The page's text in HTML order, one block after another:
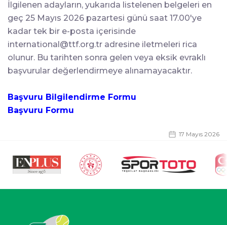
İlgilenen adayların, yukarıda listelenen belgeleri en
geç 25 Mayıs 2026 pazartesi günü saat 17.00'ye
kadar tek bir e-posta içerisinde
international@ttf.org.tr adresine iletmeleri rica
olunur. Bu tarihten sonra gelen veya eksik evraklı
başvurular değerlendirmeye alınamayacaktır.
Başvuru Bilgilendirme Formu
Başvuru Formu
17 Mayıs 2026